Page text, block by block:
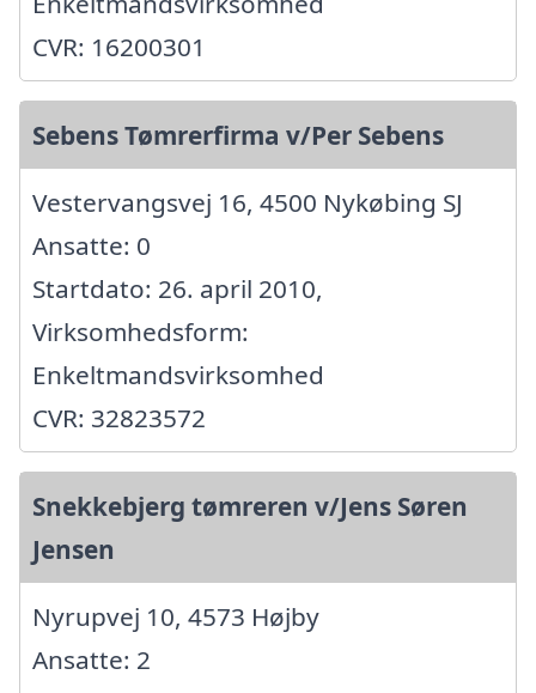
CVR: 16200301
Sebens Tømrerfirma v/Per Sebens
Vestervangsvej 16, 4500 Nykøbing SJ
Ansatte: 0
Startdato: 26. april 2010,
Virksomhedsform:
Enkeltmandsvirksomhed
CVR: 32823572
Snekkebjerg tømreren v/Jens Søren
Jensen
Nyrupvej 10, 4573 Højby
Ansatte: 2